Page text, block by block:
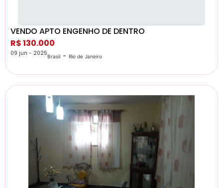
VENDO APTO ENGENHO DE DENTRO
R$ 130.000
09 jun - 2025Brasil - Rio de Janeiro